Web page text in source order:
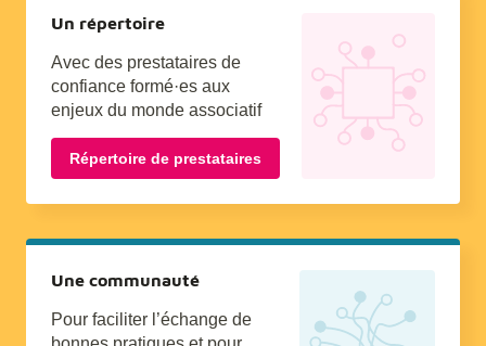
Un répertoire
Avec des prestataires de
confiance formé·es aux
enjeux du monde associatif
Répertoire de prestataires
Une communauté
Pour faciliter l’échange de